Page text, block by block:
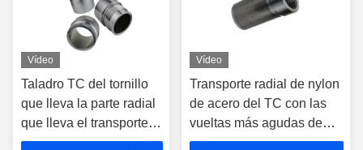
Vídeo
Taladro TC del tornillo
que lleva la parte radial
que lleva el transporte
rotatorio para los usos
Vídeo
Transporte radial de nylon
de acero del TC con las
vueltas más agudas de
permiso para los usos del